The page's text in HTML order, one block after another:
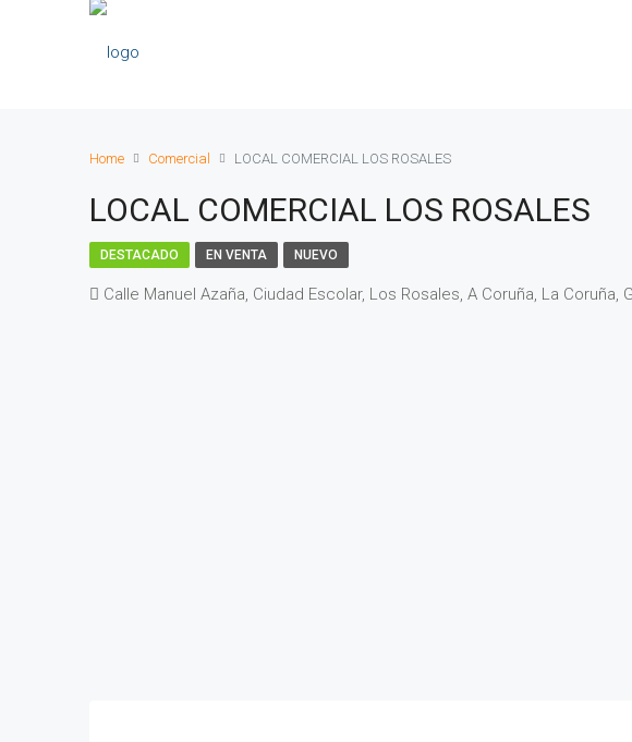
Home Comercial LOCAL COMERCIAL LOS ROSALES
LOCAL COMERCIAL LOS ROSALES
DESTACADO EN VENTA NUEVO
Calle Manuel Azaña, Ciudad Escolar, Los Rosales, A Coruña, La Coruña,